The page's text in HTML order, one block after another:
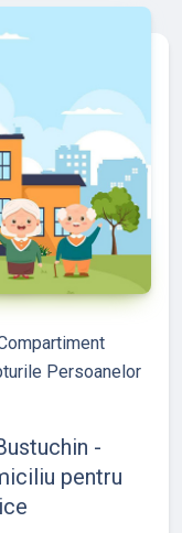
Persoanelor
-
pentru